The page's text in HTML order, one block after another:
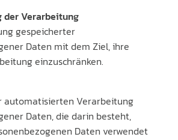
der Verarbeitung
gespeicherter
Daten mit dem Ziel, ihre
einzuschränken.
automatisierten Verarbeitung
Daten, die darin besteht,
Daten verwendet